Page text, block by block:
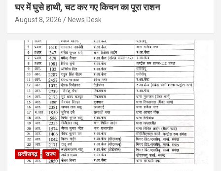
घर में घुसे हाथी, चट कर गए किचन का पूरा राशन
August 8, 2026 News Desk
छत्तीसगढ़ राज्य